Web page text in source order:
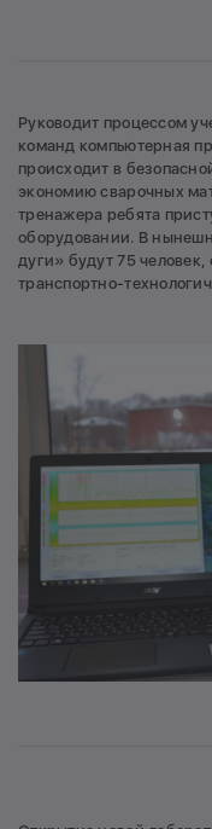
Руководит процессом
команд компьютерная
происходит в
экономию сварочных
тренажера ребята
оборудовании. В
дуги» будут 75
транспортно-